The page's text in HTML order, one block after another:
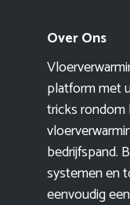
Over Ons
platform met
tricks rondom
bedrijfspand.
systemen en
eenvoudig